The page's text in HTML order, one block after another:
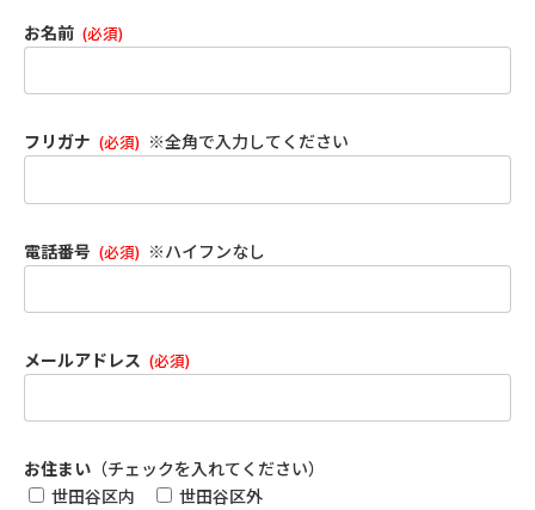
お名前 (必須)
フリガナ (必須) ※全角で入力してください
電話番号 (必須) ※ハイフンなし
メールアドレス (必須)
お住まい（チェックを入れてください）
世田谷区内
世田谷区外